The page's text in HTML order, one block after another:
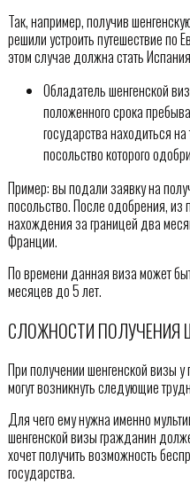
Так, например, получив
решили устроить путешествие по
этом случае должна стать
Обладатель шенгенской
положенного срока
государства находиться на
посольство которого
Пример: вы подали заявку на
посольство. После одобрения,
нахождения за границей два
Франции.
По времени данная виза может
месяцев до 5 лет.
СЛОЖНОСТИ ПОЛУЧЕНИЯ
При получении шенгенской визы
могут возникнуть следующие
Для чего ему нужна именно
шенгенской визы гражданин
хочет получить возможность
государства.